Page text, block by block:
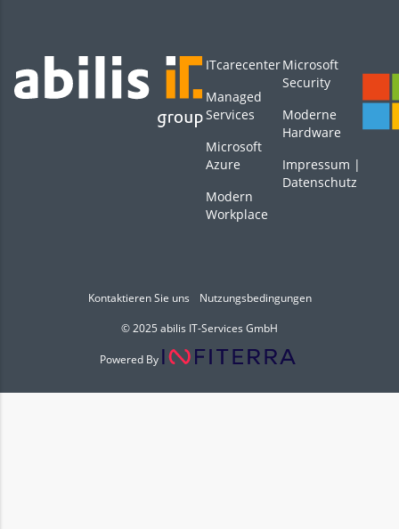
ITcarecenter
Managed
Services
Microsoft
Azure
Modern
Workplace
Microsoft
Security
Moderne
Hardware
Impressum |
Datenschutz
Kontaktieren Sie uns
Nutzungsbedingungen
© 2025 abilis IT-Services GmbH
Powered By